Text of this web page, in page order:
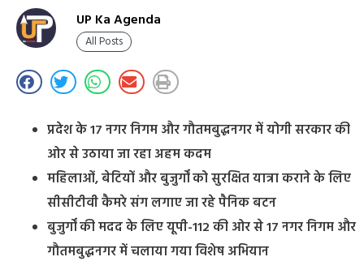
UP Ka Agenda
All Posts
प्रदेश के 17 नगर निगम और गौतमबुद्धनगर में योगी सरकार की
ओर से उठाया जा रहा अहम कदम
महिलाओं, बेटियों और बुजुर्गों को सुरक्षित यात्रा कराने के लिए
सीसीटीवी कैमरे संग लगाए जा रहे पैनिक बटन
बुजुर्गों की मदद के लिए यूपी-112 की ओर से 17 नगर निगम और
गौतमबुद्धनगर में चलाया गया विशेष अभियान